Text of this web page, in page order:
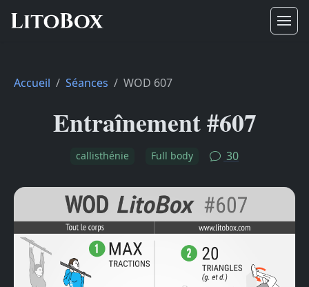
Accueil Séances WOD 607
Entraînement #607
callisthénie Full body 30